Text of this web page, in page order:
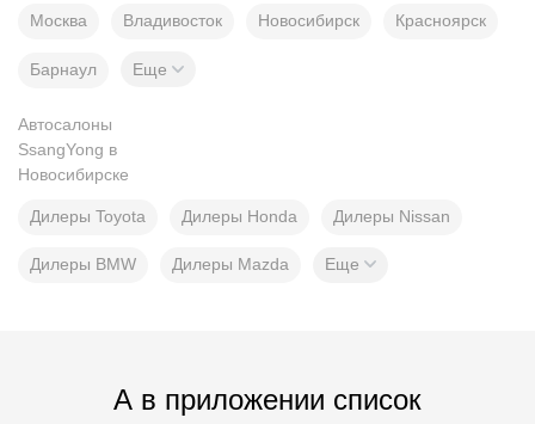
Москва Владивосток Новосибирск Красноярск
Барнаул Еще
Автосалоны
SsangYong в
Новосибирске
Дилеры Toyota Дилеры Honda Дилеры Nissan
Дилеры BMW Дилеры Mazda Еще
А в приложении список